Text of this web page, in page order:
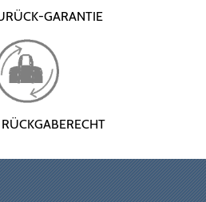
GARANTIE